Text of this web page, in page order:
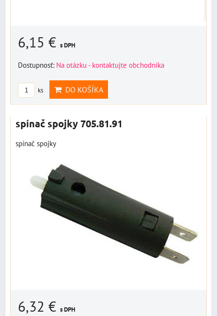
6,15 € s DPH
Dostupnosť: Na otázku - kontaktujte obchodníka
ks DO KOŠÍKA
spínač spojky 705.81.91
spínač spojky
6,32 € s DPH